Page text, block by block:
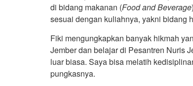
di bidang makanan (Food and Beverage
sesuai dengan kuliahnya, yakni bidang
Fiki mengungkapkan banyak hikmah
Jember dan belajar di Pesantren Nuris
luar biasa. Saya bisa melatih
pungkasnya.